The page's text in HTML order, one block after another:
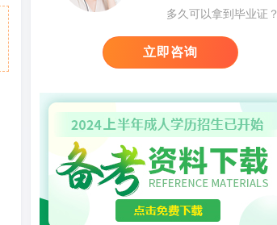
多久可以拿到毕业证？
立即咨询